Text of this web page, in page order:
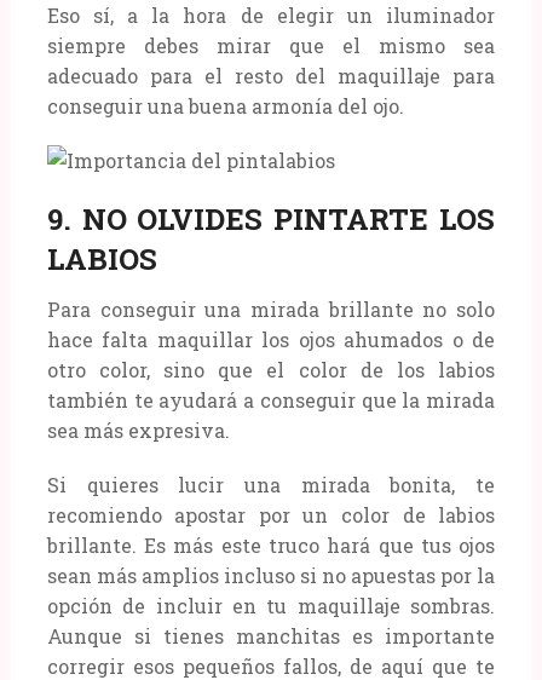
Eso sí, a la hora de elegir un iluminador
siempre debes mirar que el mismo sea
adecuado para el resto del maquillaje para
conseguir una buena armonía del ojo.
9. NO OLVIDES PINTARTE LOS
LABIOS
Para conseguir una mirada brillante no solo
hace falta maquillar los ojos ahumados o de
otro color, sino que el color de los labios
también te ayudará a conseguir que la mirada
sea más expresiva.
Si quieres lucir una mirada bonita, te
recomiendo apostar por un color de labios
brillante. Es más este truco hará que tus ojos
sean más amplios incluso si no apuestas por la
opción de incluir en tu maquillaje sombras.
Aunque si tienes manchitas es importante
corregir esos pequeños fallos, de aquí que te